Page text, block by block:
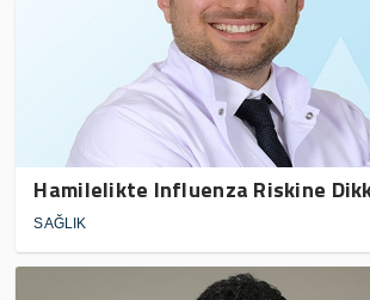
Hamilelikte Influenza Riskine
SAĞLIK